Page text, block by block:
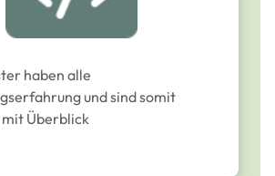
haben alle
und sind somit
Überblick